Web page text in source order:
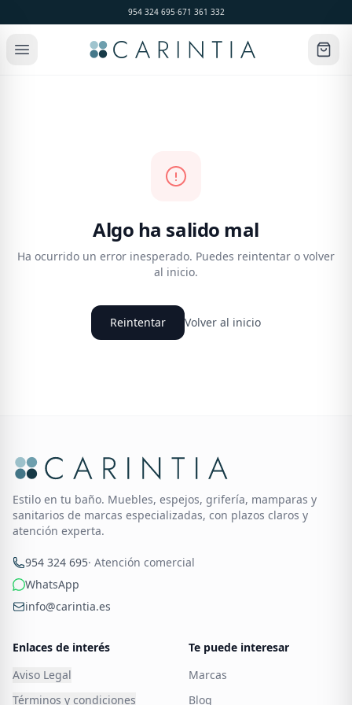
954 324 695·671 361 332
Algo ha salido mal
Ha ocurrido un error inesperado. Puedes reintentar o volver
al inicio.
Reintentar Volver al inicio
Estilo en tu baño. Muebles, espejos, grifería, mamparas y
sanitarios de marcas especializadas, con plazos claros y
atención experta.
954 324 695· Atención comercial
WhatsApp
info@carintia.es
Enlaces de interés
Aviso Legal
Términos y condiciones
Te puede interesar
Marcas
Blog